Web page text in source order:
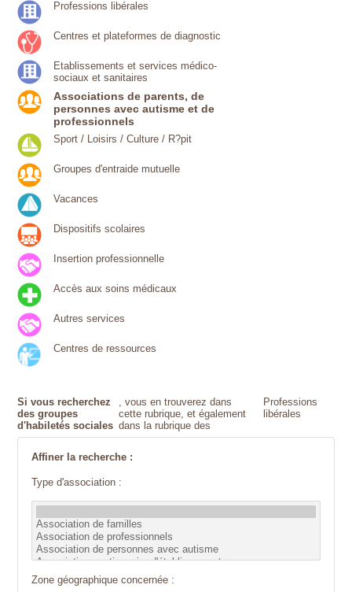
Professions libérales
Centres et plateformes de diagnostic
Etablissements et services médico-
sociaux et sanitaires
Associations de parents, de
personnes avec autisme et de
professionnels
Sport / Loisirs / Culture / R?pit
Groupes d'entraide mutuelle
Vacances
Dispositifs scolaires
Insertion professionnelle
Accès aux soins médicaux
Autres services
Centres de ressources
Si vous recherchez
des groupes
d'habiletés sociales
, vous en trouverez dans
cette rubrique, et également
dans la rubrique des
Professions
libérales
Affiner la recherche :
Type d'association :
Zone géographique concernée :